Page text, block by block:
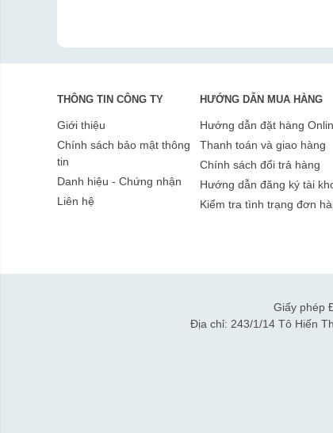
THÔNG TIN CÔNG TY
Giới thiệu
Chính sách bảo mật thông
tin
Danh hiệu - Chứng nhận
Liên hệ
HƯỚNG DẪN MUA HÀNG
Hướng dẫn đặt hàng
Thanh toán và giao hàng
Chính sách đổi trả hàng
Hướng dẫn đăng ký tài
Kiểm tra tình trạng đơn
Giấy phép
Địa chỉ: 243/1/14 Tô Hiến